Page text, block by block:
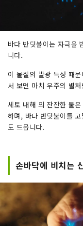
바다 반딧불이는 자극을
니다.
이 물질의 발광 특성 때
서 보면 마치 우주의 별
세토 내해 의 잔잔한 물
하며, 바다 반딧불이를
도 드뭅니다.
손바닥에 비치는